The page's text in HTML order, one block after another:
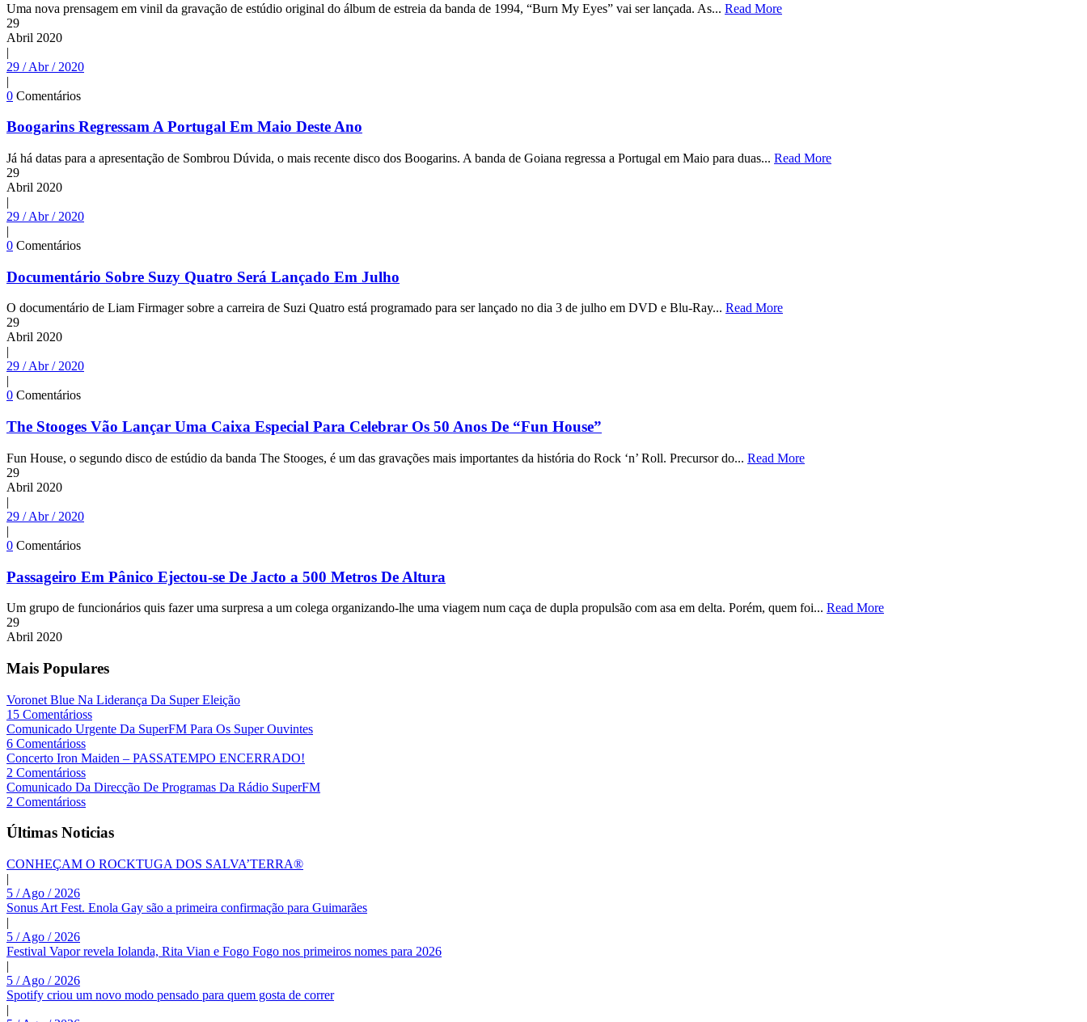
Uma nova prensagem em vinil da gravação de estúdio original do álbum de estreia da banda de 1994, “Burn My Eyes” vai ser lançada. As... Read More
29
Abril 2020
|
29 / Abr / 2020
|
0 Comentários
Boogarins Regressam A Portugal Em Maio Deste Ano
Já há datas para a apresentação de Sombrou Dúvida, o mais recente disco dos Boogarins. A banda de Goiana regressa a Portugal em Maio para duas... Read More
29
Abril 2020
|
29 / Abr / 2020
|
0 Comentários
Documentário Sobre Suzy Quatro Será Lançado Em Julho
O documentário de Liam Firmager sobre a carreira de Suzi Quatro está programado para ser lançado no dia 3 de julho em DVD e Blu-Ray... Read More
29
Abril 2020
|
29 / Abr / 2020
|
0 Comentários
The Stooges Vão Lançar Uma Caixa Especial Para Celebrar Os 50 Anos De “Fun House”
Fun House, o segundo disco de estúdio da banda The Stooges, é um das gravações mais importantes da história do Rock ‘n’ Roll. Precursor do... Read More
29
Abril 2020
|
29 / Abr / 2020
|
0 Comentários
Passageiro Em Pânico Ejectou-se De Jacto a 500 Metros De Altura
Um grupo de funcionários quis fazer uma surpresa a um colega organizando-lhe uma viagem num caça de dupla propulsão com asa em delta. Porém, quem foi... Read More
29
Abril 2020
Mais Populares
Voronet Blue Na Liderança Da Super Eleição
15 Comentárioss
Comunicado Urgente Da SuperFM Para Os Super Ouvintes
6 Comentárioss
Concerto Iron Maiden – PASSATEMPO ENCERRADO!
2 Comentárioss
Comunicado Da Direcção De Programas Da Rádio SuperFM
2 Comentárioss
Últimas Noticias
CONHEÇAM O ROCKTUGA DOS SALVA’TERRA®
|
5 / Ago / 2026
Sonus Art Fest. Enola Gay são a primeira confirmação para Guimarães
|
5 / Ago / 2026
Festival Vapor revela Iolanda, Rita Vian e Fogo Fogo nos primeiros nomes para 2026
|
5 / Ago / 2026
Spotify criou um novo modo pensado para quem gosta de correr
|